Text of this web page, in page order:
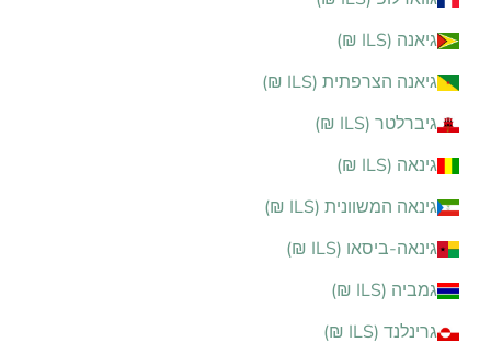
גיאנה (ILS ₪)
גיאנה הצרפתית (ILS ₪)
גיברלטר (ILS ₪)
גינאה (ILS ₪)
גינאה המשוונית (ILS ₪)
גינאה-ביסאו (ILS ₪)
גמביה (ILS ₪)
גרינלנד (ILS ₪)